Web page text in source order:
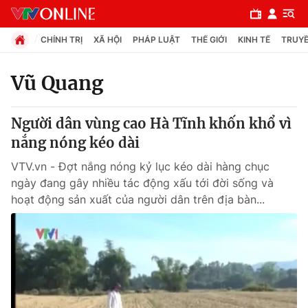
Chuyên mục
Chính trị
Xã hội
Pháp luật
Y tế
Thế giới
CHÍNH TRỊ XÃ HỘI PHÁP LUẬT THẾ GIỚI KINH TẾ
Vũ Quang
Người dân vùng cao Hà Tĩnh khốn khổ vì
nắng nóng kéo dài
VTV.vn - Đợt nắng nóng kỷ lục kéo dài hàng chục
ngày đang gây nhiều tác động xấu tới đời sống và
hoạt động sản xuất của người dân trên địa bàn...